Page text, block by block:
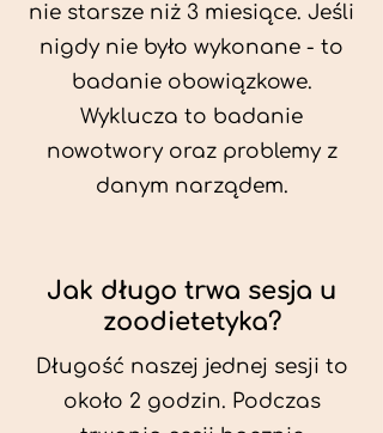
nie starsze niż 3 miesiące. Jeśli
nigdy nie było wykonane - to
badanie obowiązkowe.
Wyklucza to badanie
nowotwory oraz problemy z
danym narządem.
Jak długo trwa sesja u
zoodietetyka?
Długość naszej jednej sesji to
około 2 godzin. Podczas